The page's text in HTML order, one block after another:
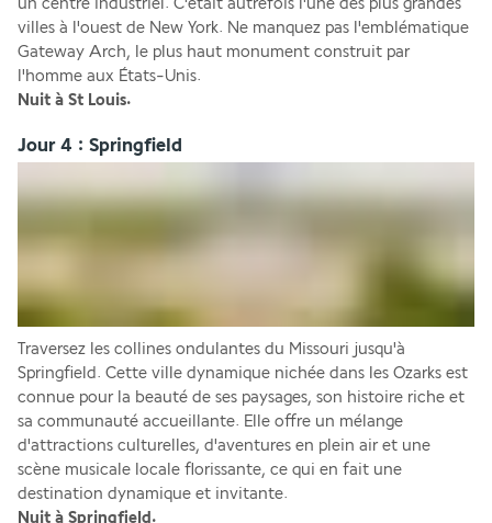
villes à l'ouest de New York. Ne manquez pas l'emblématique
Gateway Arch, le plus haut monument construit par
l'homme aux États-Unis.
Nuit à St Louis.
Jour 4 : Springfield
Traversez les collines ondulantes du Missouri jusqu'à
Springfield. Cette ville dynamique nichée dans les Ozarks est
connue pour la beauté de ses paysages, son histoire riche et
sa communauté accueillante. Elle offre un mélange
d'attractions culturelles, d'aventures en plein air et une
scène musicale locale florissante, ce qui en fait une
destination dynamique et invitante.
Nuit à Springfield.